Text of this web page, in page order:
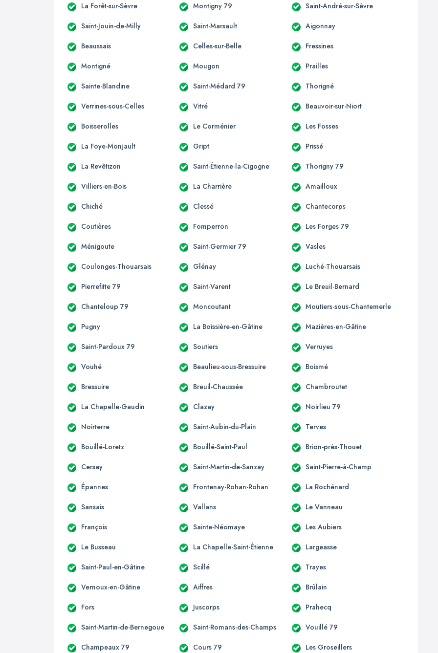
La Forêt-sur-Sèvre Montigny 79 Saint-André-sur-Sèvre
Saint-Jouin-de-Milly Saint-Marsault Aigonnay
Beaussais Celles-sur-Belle Fressines
Montigné Mougon Prailles
Sainte-Blandine Saint-Médard 79 Thorigné
Verrines-sous-Celles Vitré Beauvoir-sur-Niort
Boisserolles Le Corménier Les Fosses
La Foye-Monjault Gript Prissé
La Revêtizon Saint-Étienne-la-Cigogne Thorigny 79
Villiers-en-Bois La Charrière Amailloux
Chiché Clessé Chantecorps
Coutières Fomperron Les Forges 79
Ménigoute Saint-Germier 79 Vasles
Coulonges-Thouarsais Glénay Luché-Thouarsais
Pierrefitte 79 Saint-Varent Le Breuil-Bernard
Chanteloup 79 Moncoutant Moutiers-sous-Chantemerle
Pugny La Boissière-en-Gâtine Mazières-en-Gâtine
Saint-Pardoux 79 Soutiers Verruyes
Vouhé Beaulieu-sous-Bressuire Boismé
Bressuire Breuil-Chaussée Chambroutet
La Chapelle-Gaudin Clazay Noirlieu 79
Noirterre Saint-Aubin-du-Plain Terves
Bouillé-Loretz Bouillé-Saint-Paul Brion-près-Thouet
Cersay Saint-Martin-de-Sanzay Saint-Pierre-à-Champ
Épannes Frontenay-Rohan-Rohan La Rochénard
Sansais Vallans Le Vanneau
François Sainte-Néomaye Les Aubiers
Le Busseau La Chapelle-Saint-Étienne Largeasse
Saint-Paul-en-Gâtine Scillé Trayes
Vernoux-en-Gâtine Aiffres Brûlain
Fors Juscorps Prahecq
Saint-Martin-de-Bernegoue Saint-Romans-des-Champs Vouillé 79
Champeaux 79 Cours 79 Les Groseillers